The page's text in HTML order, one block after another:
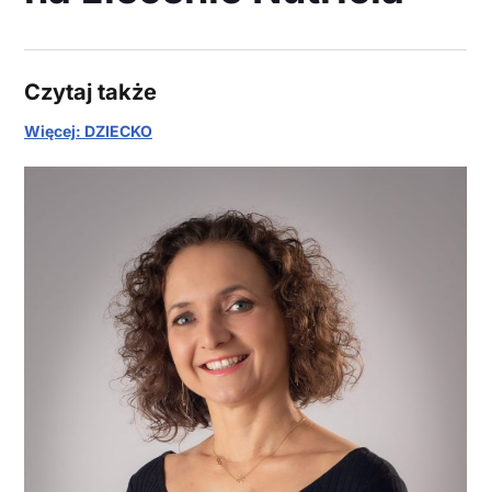
Czytaj także
Więcej: DZIECKO